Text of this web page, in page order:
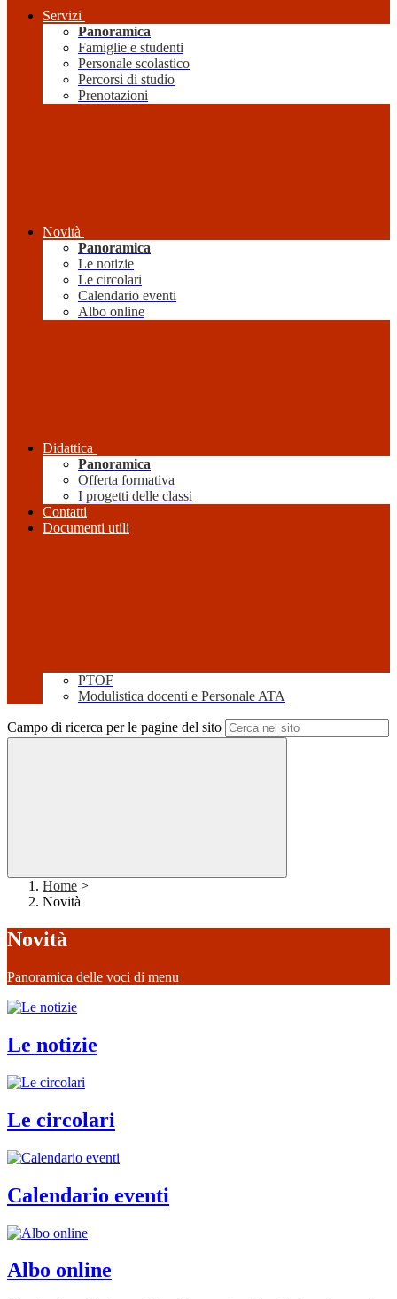
Servizi
Panoramica
Famiglie e studenti
Personale scolastico
Percorsi di studio
Prenotazioni
Novità
Panoramica
Le notizie
Le circolari
Calendario eventi
Albo online
Didattica
Panoramica
Offerta formativa
I progetti delle classi
Contatti
Documenti utili
PTOF
Modulistica docenti e Personale ATA
Campo di ricerca per le pagine del sito
Home >
Novità
Novità
Panoramica delle voci di menu
Le notizie
Le circolari
Calendario eventi
Albo online